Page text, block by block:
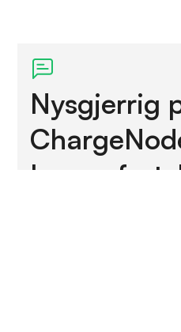
Nysgjerrig
La oss